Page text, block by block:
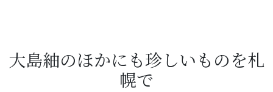
彩蔵について
大島紬のほかにも珍しいものを札
幌で